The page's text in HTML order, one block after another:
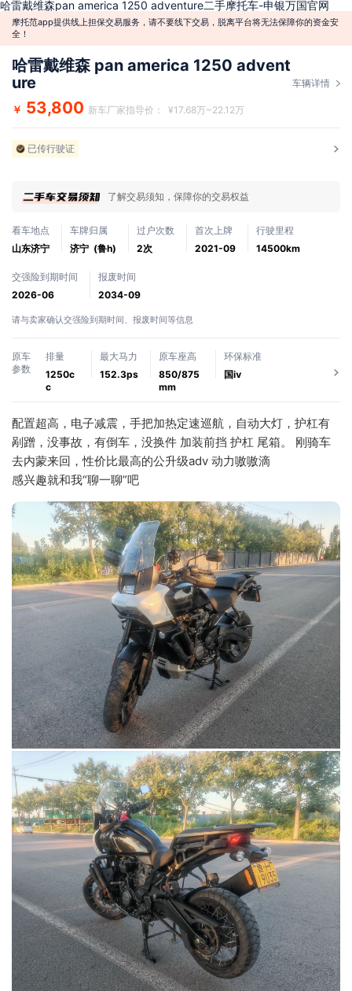
哈雷戴维森pan america 1250 adventure二手摩托车-申银万国官网
摩托范app提供线上担保交易服务，请不要线下交易，脱离平台将无法保障你的资金安
全！
哈雷戴维森 pan america 1250 advent
ure
车辆详情
￥ 53,800 新车厂家指导价： ¥17.68万~22.12万
已传行驶证
了解交易须知，保障你的交易权益
看车地点
山东济宁
车牌归属
济宁 (鲁h)
过户次数
2次
首次上牌
2021-09
行驶里程
14500km
交强险到期时间
2026-06
报废时间
2034-09
请与卖家确认交强险到期时间、报废时间等信息
原车
参数
排量
1250c
c
最大马力
152.3ps
原车座高
850/875
mm
环保标准
国ⅳ
配置超高，电子减震，手把加热定速巡航，自动大灯，护杠有
剐蹭，没事故，有倒车，没换件 加装前挡 护杠 尾箱。 刚骑车
去内蒙来回，性价比最高的公升级adv 动力嗷嗷滴
感兴趣就和我“聊一聊”吧